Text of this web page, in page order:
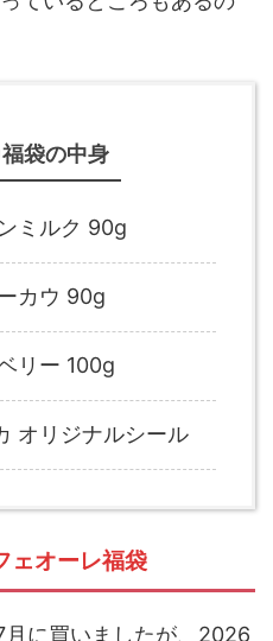
袋の中身
ミルク 90g
カウ 90g
リー 100g
オリジナルシール
ェオーレ福袋
に買いましたが、2026